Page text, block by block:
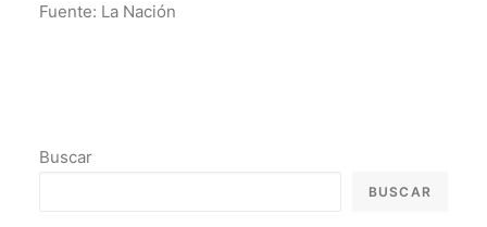
Fuente: La Nación
Buscar
BUSCAR